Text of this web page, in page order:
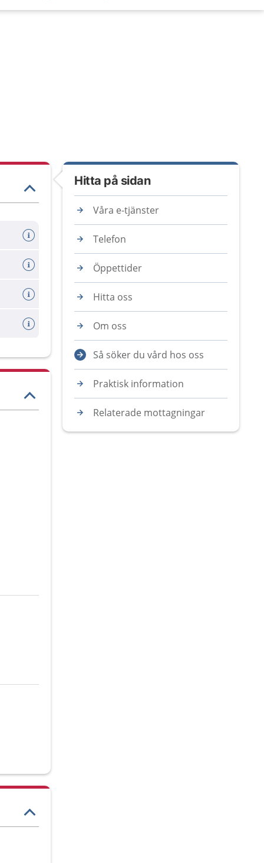
Hitta på sidan
Våra e-tjänster
Telefon
Öppettider
Hitta oss
Om oss
Så söker du vård hos oss
Praktisk information
Relaterade mottagningar